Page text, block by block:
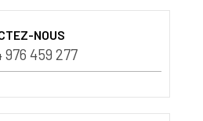
NOUS
976 459 277